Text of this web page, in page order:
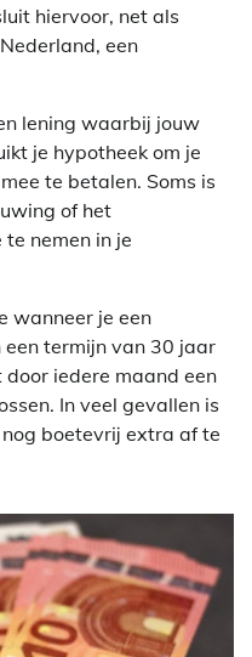
hiervoor, net als
een
lening waarbij jouw
je hypotheek om je
te betalen. Soms is
of het
nemen in je
wanneer je een
een termijn van 30 jaar
iedere maand een
In veel gevallen is
boetevrij extra af te